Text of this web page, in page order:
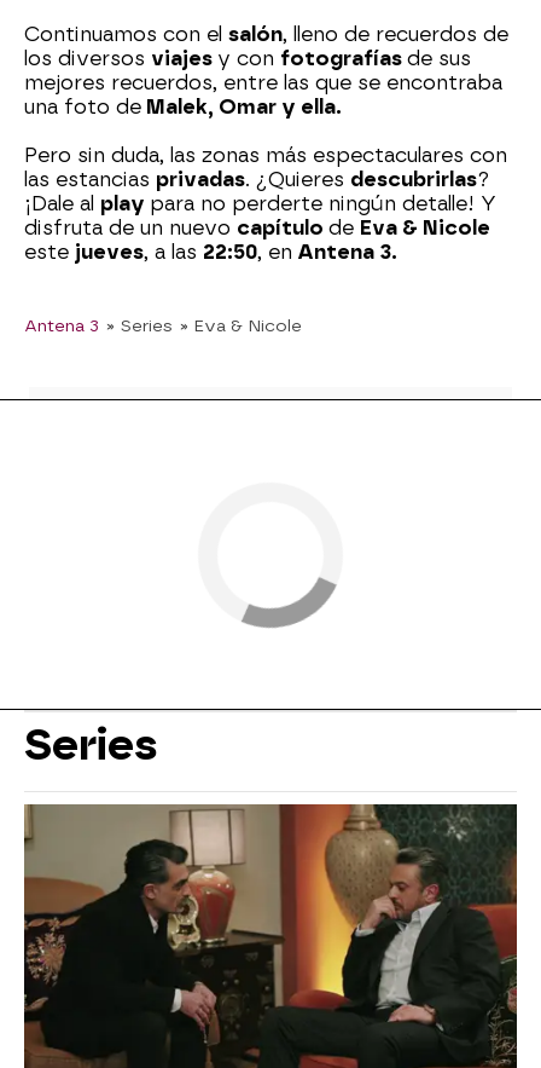
Continuamos con el salón, lleno de recuerdos de
los diversos viajes y con fotografías de sus
mejores recuerdos, entre las que se encontraba
una foto de Malek, Omar y ella.
Pero sin duda, las zonas más espectaculares con
las estancias privadas. ¿Quieres descubrirlas?
¡Dale al play para no perderte ningún detalle! Y
disfruta de un nuevo capítulo de Eva & Nicole
este jueves, a las 22:50, en Antena 3.
Antena 3 » Series » Eva & Nicole
Series